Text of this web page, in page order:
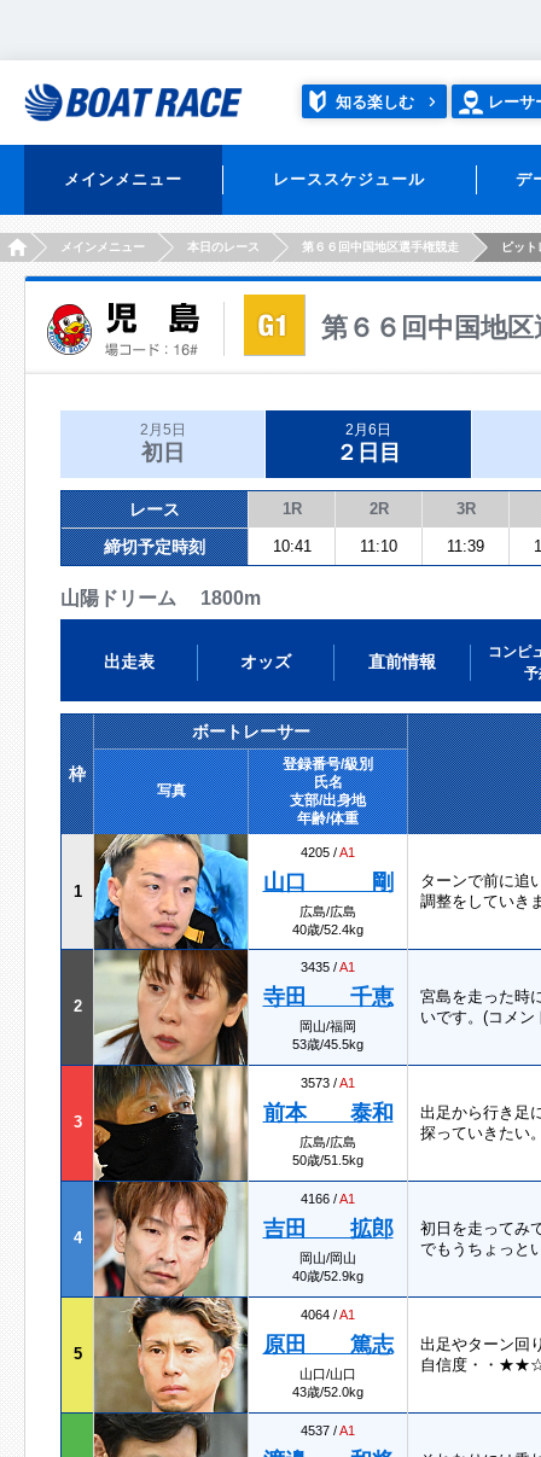
知る楽しむ レーサ
メインメニュー レーススケジュール デ
HOMEメインメニュー 本日のレース 第６６回中国地区選手権競走 ピッ
第６６回中国地
2月5日
初日
2月6日
２日目
レース 1R 2R 3R
締切予定時刻 10:41 11:10 11:39
山陽ドリーム 1800m
出走表 オッズ 直前情報
コンピ
予
枠
ボートレーサー
写真
登録番号/級別
氏名
支部/出身地
年齢/体重
1
4205 /A1
山口 剛
広島/広島
40歳/52.4kg
ターンで前に追
調整をしてい
2
3435 /A1
寺田 千恵
岡山/福岡
53歳/45.5kg
宮島を走った時
いです。(コメ
3
3573 /A1
前本 泰和
広島/広島
50歳/51.5kg
出足から行き足
探っていきた
4
4166 /A1
吉田 拡郎
岡山/岡山
40歳/52.9kg
初日を走ってみ
でもうちょっと
5
4064 /A1
原田 篤志
山口/山口
43歳/52.0kg
出足やターン回
自信度・・
4537 /A1